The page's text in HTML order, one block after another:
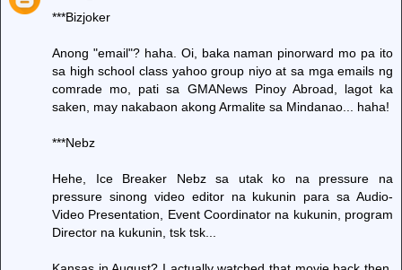
***Bizjoker
Anong "email"? haha. Oi, baka naman pinorward mo pa ito
sa high school class yahoo group niyo at sa mga emails ng
comrade mo, pati sa GMANews Pinoy Abroad, lagot ka
saken, may nakabaon akong Armalite sa Mindanao... haha!
***Nebz
Hehe, Ice Breaker Nebz sa utak ko na pressure na
pressure sinong video editor na kukunin para sa Audio-
Video Presentation, Event Coordinator na kukunin, program
Director na kukunin, tsk tsk...